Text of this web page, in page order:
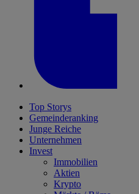
Top Storys
Gemeinderanking
Junge Reiche
Unternehmen
Invest
Immobilien
Aktien
Krypto